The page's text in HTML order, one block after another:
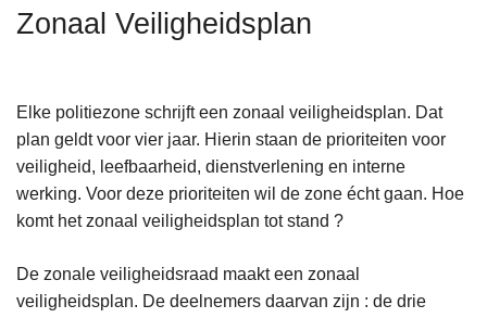
Zonaal Veiligheidsplan
Elke politiezone schrijft een zonaal veiligheidsplan. Dat
plan geldt voor vier jaar. Hierin staan de prioriteiten voor
veiligheid, leefbaarheid, dienstverlening en interne
werking. Voor deze prioriteiten wil de zone écht gaan. Hoe
komt het zonaal veiligheidsplan tot stand ?
De zonale veiligheidsraad maakt een zonaal
veiligheidsplan. De deelnemers daarvan zijn : de drie